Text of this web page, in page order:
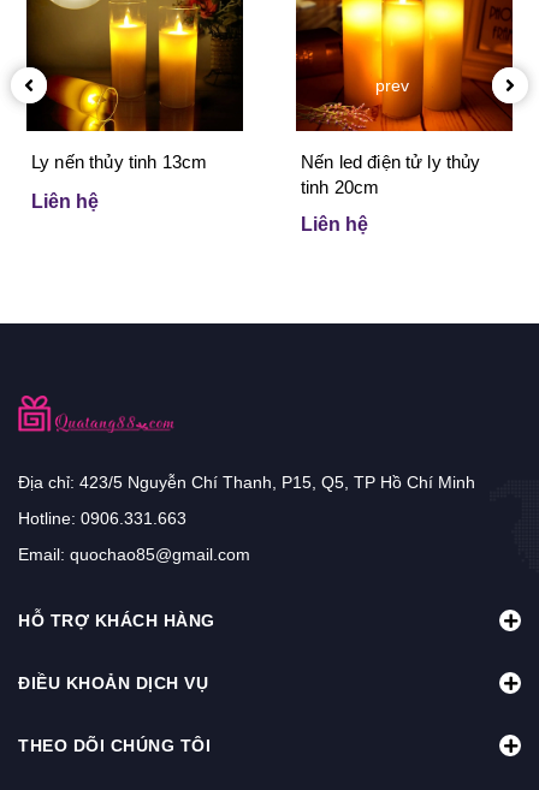
Ly nến thủy tinh 13cm
Liên hệ
Nến led điện tử ly thủy
tinh 20cm
Liên hệ
prev
Địa chỉ: 423/5 Nguyễn Chí Thanh, P15, Q5, TP Hồ Chí Minh
Hotline: 0906.331.663
Email: quochao85@gmail.com
HỖ TRỢ KHÁCH HÀNG
ĐIỀU KHOẢN DỊCH VỤ
THEO DÕI CHÚNG TÔI